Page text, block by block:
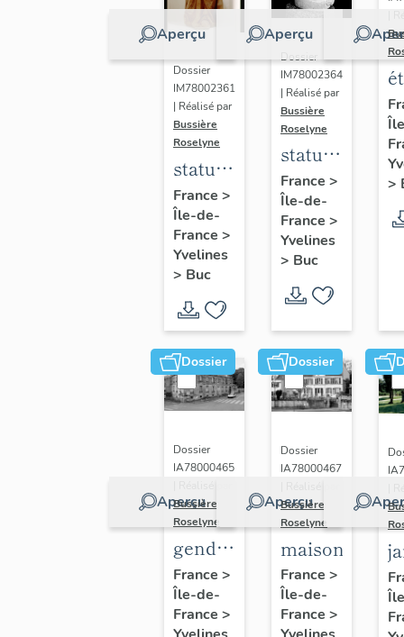
Aperçu
Dossier
IM78002361
| Réalisé par
Bussière
Roselyne
statue :
Vierge
à
l'Enfant
(n°2)
France >
Île-de-
France >
Yvelines
> Buc
Aperçu
Dossier
IM78002364
| Réalisé par
Bussière
Roselyne
statue :
Vierge
à
l'Enfant
(n°1)
France >
Île-de-
France >
Yvelines
> Buc
>
Dossier
Aperçu
Dossier
IA78000465
Bussière
Roselyne
gendarmerie,
actuellement
immeuble
France >
Île-de-
France >
Dossier
Aperçu
Dossier
IA78000467
Bussière
Roselyne
maison
France >
Île-de-
France >